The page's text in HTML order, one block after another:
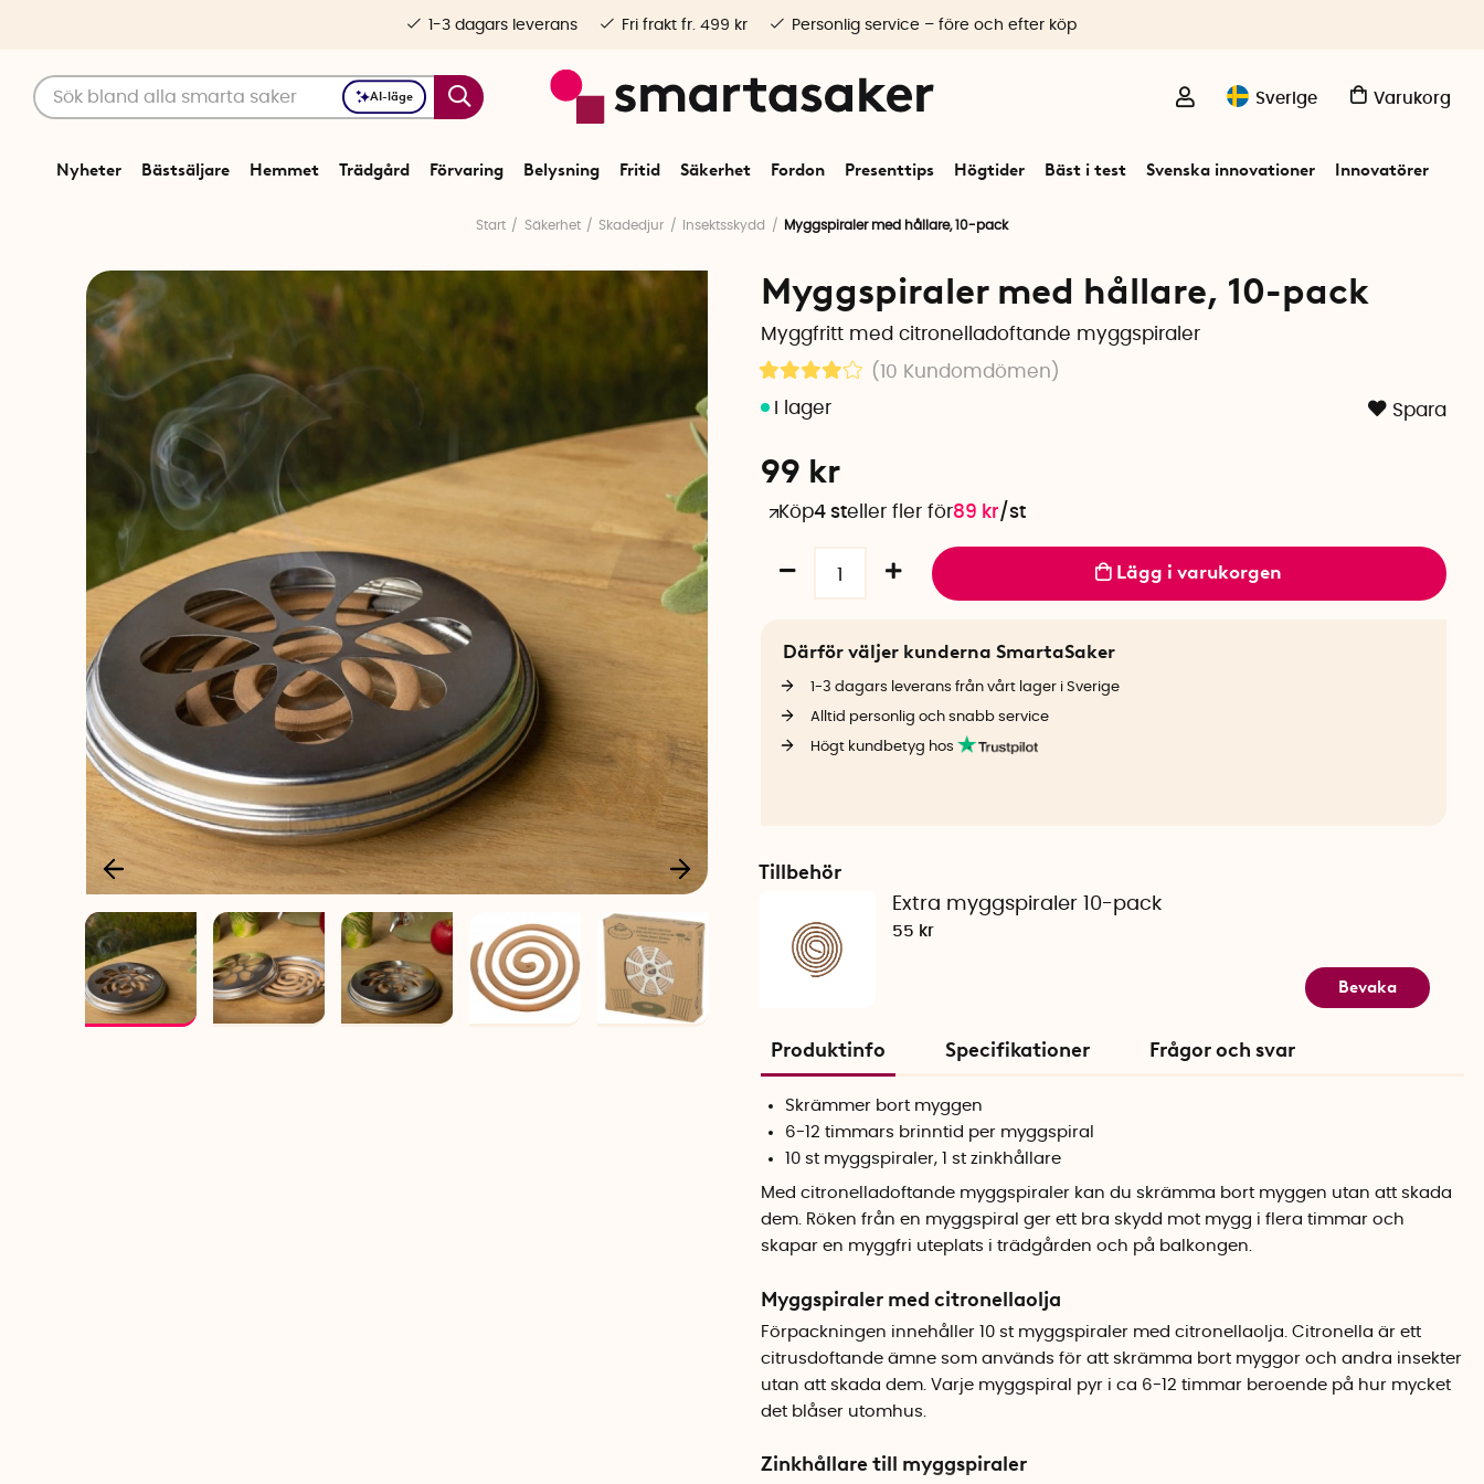
AI-läge Sverige Varukorg
Nyheter Bästsäljare Hemmet Trädgård Förvaring Belysning Fritid Säkerhet Fordon Presenttips Högtider Bäst i test Svenska innovationer Innovatörer
1-3 dagars leverans Fri frakt fr. 499 kr Personlig service – före och efter köp
Start Säkerhet Skadedjur Insektsskydd Myggspiraler med hållare, 10-pack
Myggspiraler med hållare, 10-pack
Myggfritt med citronelladoftande myggspiraler
(10 Kundomdömen )
Spara
99 kr
Köp4 steller fler för89 kr/st
Lägg i varukorgen
Därför väljer kunderna SmartaSaker
1-3 dagars leverans från vårt lager i Sverige
Alltid personlig och snabb service
Högt kundbetyg hos
Tillbehör
Extra myggspiraler 10-pack
55 kr
Bevaka
Produktinfo Specifikationer Frågor och svar
Skrämmer bort myggen
6-12 timmars brinntid per myggspiral
10 st myggspiraler, 1 st zinkhållare
Med citronelladoftande myggspiraler kan du skrämma bort myggen utan att skada
dem. Röken från en myggspiral ger ett bra skydd mot mygg i flera timmar och
skapar en myggfri uteplats i trädgården och på balkongen.
Myggspiraler med citronellaolja
Förpackningen innehåller 10 st myggspiraler med citronellaolja. Citronella är ett
citrusdoftande ämne som används för att skrämma bort myggor och andra insekter
utan att skada dem. Varje myggspiral pyr i ca 6-12 timmar beroende på hur mycket
det blåser utomhus.
Zinkhållare till myggspiraler